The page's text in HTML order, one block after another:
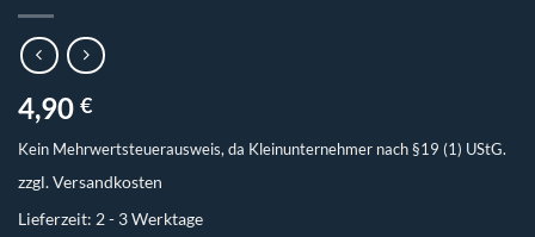
4,90 €
Kein Mehrwertsteuerausweis, da Kleinunternehmer nach §19 (1) UStG.
zzgl.Versandkosten
Lieferzeit: 2 - 3 Werktage